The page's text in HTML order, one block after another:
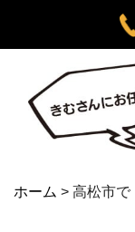
ホーム > 高松市で